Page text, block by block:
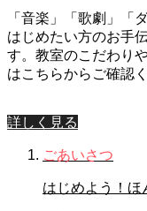
「音楽」「歌劇」「
はじめたい方のお手
す。教室のこだわり
はこちらからご確認
詳しく見る
ごあいさつ
はじめよう！ほ